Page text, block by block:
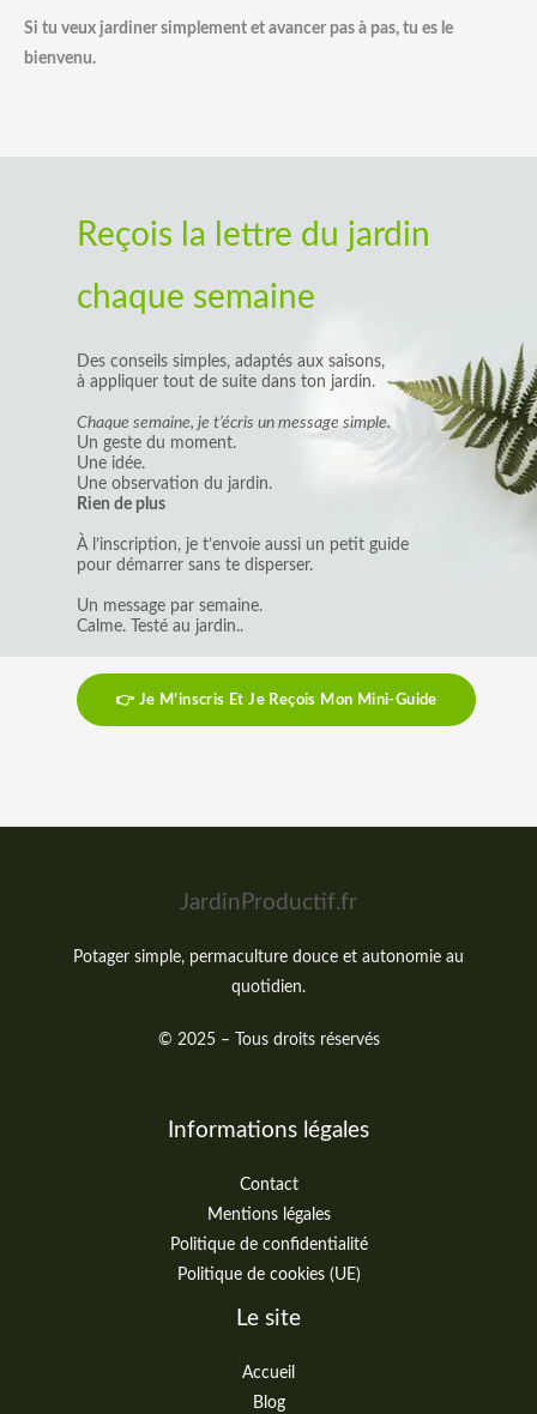
Si tu veux jardiner simplement et avancer pas à pas, tu es le
bienvenu.
Reçois la lettre du jardin
chaque semaine
Des conseils simples, adaptés aux saisons,
à appliquer tout de suite dans ton jardin.
Chaque semaine, je t’écris un message simple.
Un geste du moment.
Une idée.
Une observation du jardin.
Rien de plus
À l’inscription, je t’envoie aussi un petit guide
pour démarrer sans te disperser.
Un message par semaine.
Calme. Testé au jardin..
👉 Je M’inscris Et Je Reçois Mon Mini-Guide
JardinProductif.fr
Potager simple, permaculture douce et autonomie au
quotidien.
© 2025 – Tous droits réservés
Informations légales
Contact
Mentions légales
Politique de confidentialité
Politique de cookies (UE)
Le site
Accueil
Blog